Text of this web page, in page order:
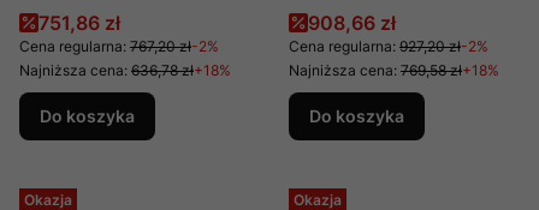
komorowy Zorba
ZQZA2103
Cena promocyjna
751,86 zł
Cena regularna: 767,20 zł-2%
Najniższa cena: 636,78 zł+18%
Do koszyka
komorowy Zorba
ZQZA2203
Cena promocyjna
908,66 zł
Cena regularna: 927,20 zł-2%
Najniższa cena: 769,58 zł+18%
Do koszyka
Okazja Okazja